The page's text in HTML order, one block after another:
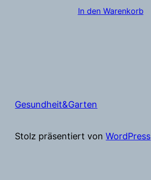
In den Warenkorb
Gesundheit&Garten
Stolz präsentiert vonWordPress